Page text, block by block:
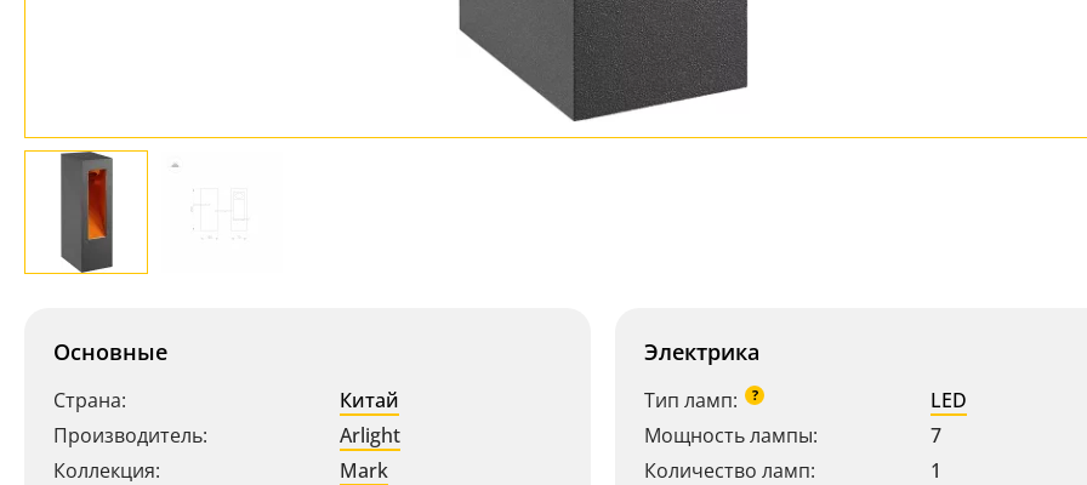
Основные
Страна:
Китай
Производитель:
Arlight
Коллекция:
Mark
Электрика
Тип ламп: ?
LED
Мощность лампы:
7
Количество ламп:
1